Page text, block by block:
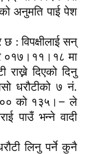
अनुमति पाई पेश
: विपक्षीलाई सन्
०१७।११।१८ मा
राख्ने दिएको दिनु
धरौटीको ७ नं.
को १३५। –ले
पाउँ भन्ने वादी
लिनु पर्ने कुनै